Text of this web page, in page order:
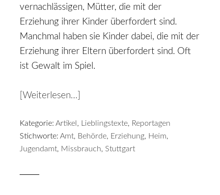
vernachlässigen, Mütter, die mit der
Erziehung ihrer Kinder überfordert sind.
Manchmal haben sie Kinder dabei, die mit der
Erziehung ihrer Eltern überfordert sind. Oft
ist Gewalt im Spiel.
[Weiterlesen…]
Kategorie: Artikel, Lieblingstexte, Reportagen
Stichworte: Amt, Behörde, Erziehung, Heim,
Jugendamt, Missbrauch, Stuttgart